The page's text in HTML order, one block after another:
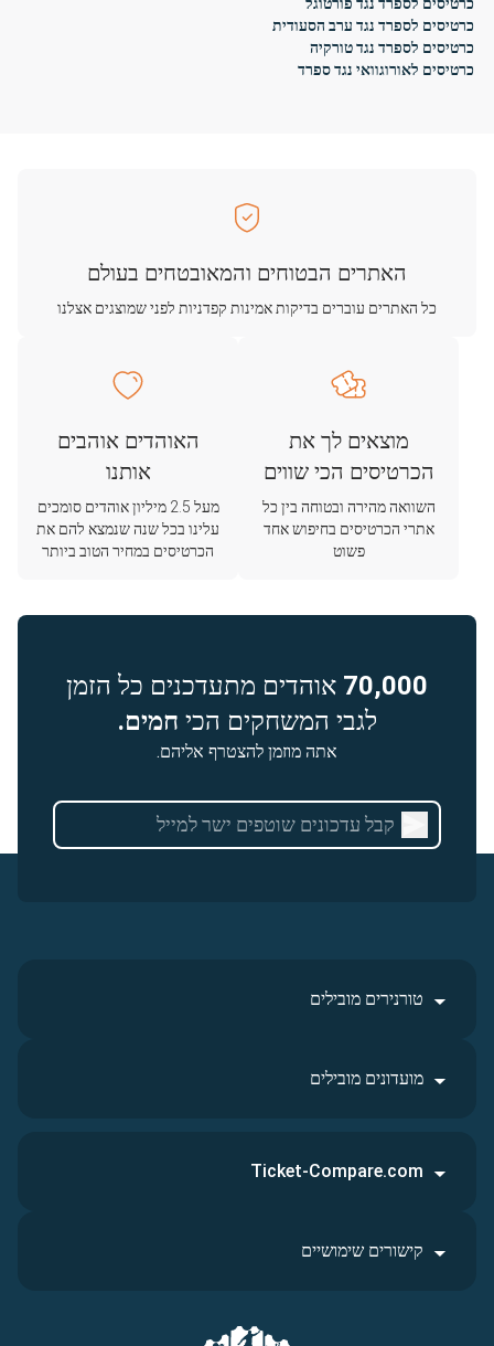
כרטיסים לספרד נגד ערב הסעודית
כרטיסים לספרד נגד טורקיה
כרטיסים לאורוגוואי נגד ספרד
האתרים הבטוחים והמאובטחים בעולם
כל האתרים עוברים בדיקות אמינות קפדניות לפני שמוצגים אצלנו
מוצאים לך את
הכרטיסים הכי שווים
השוואה מהירה ובטוחה בין כל
אתרי הכרטיסים בחיפוש אחד
פשוט
האוהדים אוהבים
אותנו
מעל 2.5 מיליון אוהדים סומכים
עלינו בכל שנה שנמצא להם את
הכרטיסים במחיר הטוב ביותר
70,000 אוהדים מתעדכנים כל הזמן
לגבי המשחקים הכי חמים.
אתה מוזמן להצטרף אליהם.
טורנירים מובילים
מועדונים מובילים
Ticket-Compare.com
קישורים שימושיים